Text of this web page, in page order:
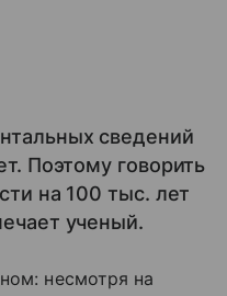
сведений
Поэтому говорить
на 100 тыс. лет
ученый.
несмотря на